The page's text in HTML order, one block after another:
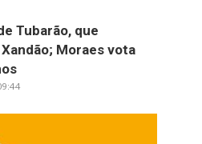
Tubarão, que
Moraes vota